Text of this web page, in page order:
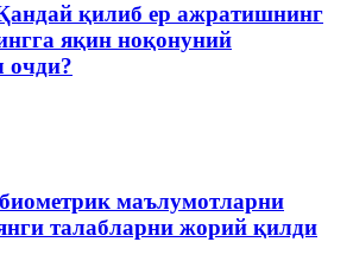
қилиб ер ажратишнинг
яқин ноқонуний
очди?
маълумотларни
талабларни жорий қилди